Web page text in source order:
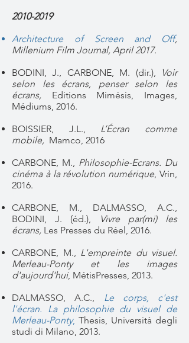
2010-2019
Architecture of Screen and Off,
Millenium Film Journal, April 2017.
BODINI, J., CARBONE, M. (dir.),
Voir
selon les écrans, penser selon les
écrans, Editions Mimésis, Images,
Médiums, 2016.
BOISSIER, J.L., L’Écran comme
mobile, Mamco, 2016
CARBONE, M., Philosophie-Ecrans. Du
cinéma à la révolution numérique, Vrin,
2016.
CARBONE, M., DALMASSO, A.C.,
BODINI, J. (éd.),
Vivre par(mi) les
écrans, Les Presses du Réel, 2016.
CARBONE, M., L'empreinte du visuel.
Merleau-Ponty et les images
d'aujourd'hui, MétisPresses, 2013.
DALMASSO, A.C., Le corps, c'est
l'écran. La philosophie du visuel de
Merleau-Ponty, Thesis, Università degli
studi di Milano, 2013.